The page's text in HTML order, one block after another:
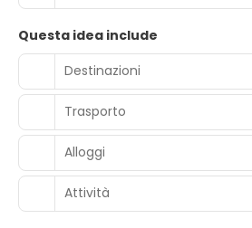
Questa idea include
Destinazioni
Trasporto
Alloggi
Attività